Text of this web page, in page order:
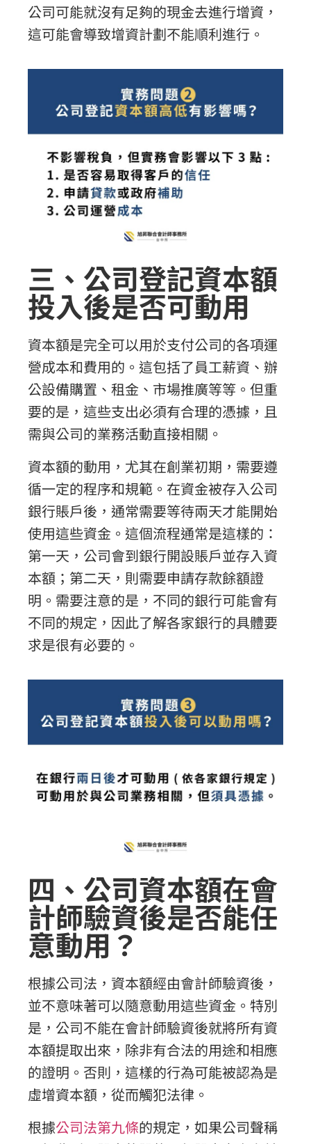
公司可能就沒有足夠的現金去進行增資，
這可能會導致增資計劃不能順利進行。
三、公司登記資本額
投入後是否可動用
資本額是完全可以用於支付公司的各項運
營成本和費用的。這包括了員工薪資、辦
公設備購置、租金、市場推廣等等。但重
要的是，這些支出必須有合理的憑據，且
需與公司的業務活動直接相關。
資本額的動用，尤其在創業初期，需要遵
循一定的程序和規範。在資金被存入公司
銀行賬戶後，通常需要等待兩天才能開始
使用這些資金。這個流程通常是這樣的：
第一天，公司會到銀行開設賬戶並存入資
本額；第二天，則需要申請存款餘額證
明。需要注意的是，不同的銀行可能會有
不同的規定，因此了解各家銀行的具體要
求是很有必要的。
四、公司資本額在會
計師驗資後是否能任
意動用？
根據公司法，資本額經由會計師驗資後，
並不意味著可以隨意動用這些資金。特別
是，公司不能在會計師驗資後就將所有資
本額提取出來，除非有合法的用途和相應
的證明。否則，這樣的行為可能被認為是
虛增資本額，從而觸犯法律。
根據公司法第九條的規定，如果公司聲稱